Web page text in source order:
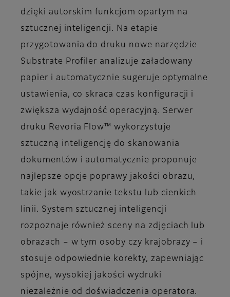
dzięki autorskim funkcjom opartym na
sztucznej inteligencji. Na etapie
przygotowania do druku nowe narzędzie
Substrate Profiler analizuje załadowany
papier i automatycznie sugeruje optymalne
ustawienia, co skraca czas konfiguracji i
zwiększa wydajność operacyjną. Serwer
druku Revoria Flow™ wykorzystuje
sztuczną inteligencję do skanowania
dokumentów i automatycznie proponuje
najlepsze opcje poprawy jakości obrazu,
takie jak wyostrzanie tekstu lub cienkich
linii. System sztucznej inteligencji
rozpoznaje również sceny na zdjęciach lub
obrazach – w tym osoby czy krajobrazy – i
stosuje odpowiednie korekty, zapewniając
spójne, wysokiej jakości wydruki
niezależnie od doświadczenia operatora.